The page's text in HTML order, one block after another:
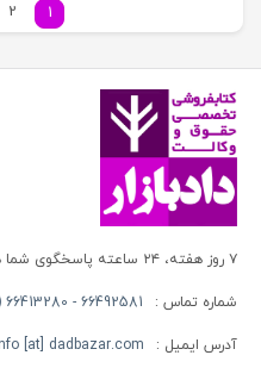
1
2
۷ روز هفته، ۲۴ ساعته پاسخگوی شما هستیم
شماره تماس : 66492581 - 66413280 (021)
آدرس ایمیل : [at] dadbazar.com